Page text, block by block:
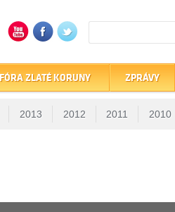
2013 2012 2011 2010
FÓRA ZLATÉ KORUNY ZPRÁVY